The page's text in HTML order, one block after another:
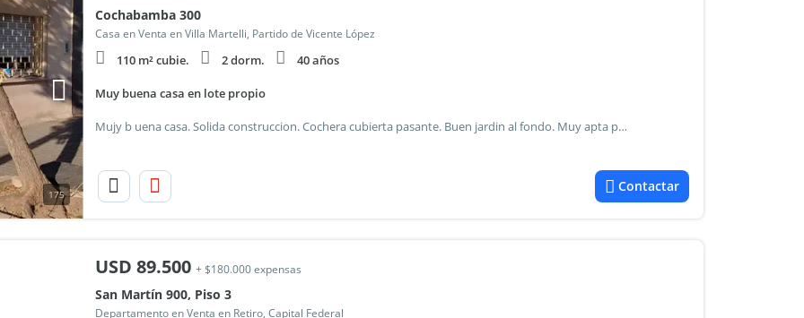
175
Cochabamba 300
Casa en Venta en Villa Martelli, Partido de Vicente López
110 m² cubie. 2 dorm. 40 años
Muy buena casa en lote propio
Mujy b uena casa. Solida construccion. Cochera cubierta pasante. Buen jardin al fondo. Muy apta para ampliacion
Contactar
USD 89.500 + $180.000 expensas
San Martín 900, Piso 3
Departamento en Venta en Retiro, Capital Federal